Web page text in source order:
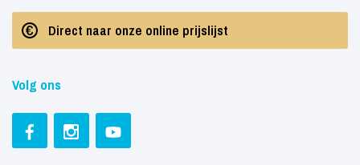
Direct naar onze online prijslijst
Volg ons